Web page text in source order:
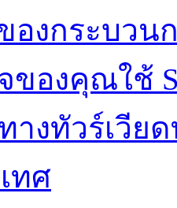
งกระบวน
ของคุณใช้
างทัวร์เวี
ทศ